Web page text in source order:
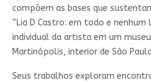
compõem as bases que
“Lia D Castro: em todo e
individual da artista em um
Martinópolis, interior de São
Seus trabalhos exploram